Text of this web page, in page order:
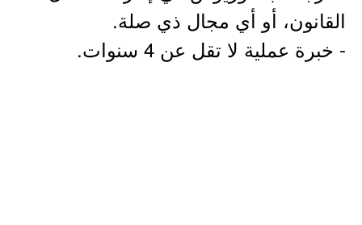
القانون، أو أي مجال ذي صلة.
- خبرة عملية لا تقل عن 4 سنوات.